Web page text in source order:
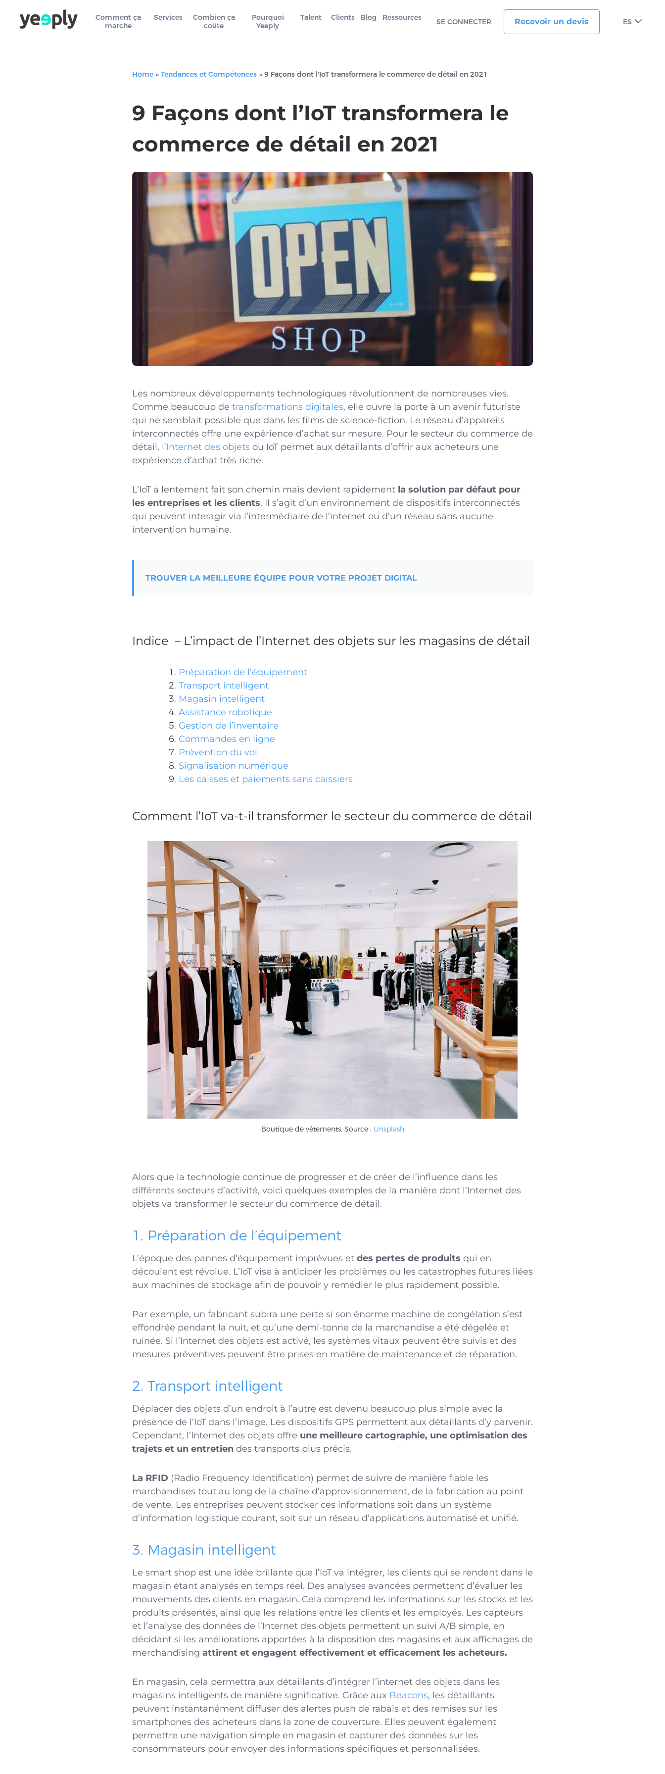
Comment ça
marche
Services
Combien ça
coûte
Pourquoi
Yeeply
Talent Clients Blog Ressources SE CONNECTER Recevoir un devis ES
Home » Tendances et Compétences » 9 Façons dont l'IoT transformera le commerce de détail en 2021
9 Façons dont l’IoT transformera le
commerce de détail en 2021
Les nombreux développements technologiques révolutionnent de nombreuses vies.
Comme beaucoup de transformations digitales, elle ouvre la porte à un avenir futuriste
qui ne semblait possible que dans les films de science-fiction. Le réseau d’appareils
interconnectés offre une expérience d’achat sur mesure. Pour le secteur du commerce de
détail, l’Internet des objets ou IoT permet aux détaillants d’offrir aux acheteurs une
expérience d’achat très riche.
L’IoT a lentement fait son chemin mais devient rapidement la solution par défaut pour
les entreprises et les clients. Il s’agit d’un environnement de dispositifs interconnectés
qui peuvent interagir via l’intermédiaire de l’internet ou d’un réseau sans aucune
intervention humaine.
TROUVER LA MEILLEURE ÉQUIPE POUR VOTRE PROJET DIGITAL
Indice – L’impact de l’Internet des objets sur les magasins de détail
Préparation de l’équipement
Transport intelligent
Magasin intelligent
Assistance robotique
Gestion de l’inventaire
Commandes en ligne
Prévention du vol
Signalisation numérique
Les caisses et paiements sans caissiers
Comment l’IoT va-t-il transformer le secteur du commerce de détail
Boutique de vêtements. Source : Unsplash
Alors que la technologie continue de progresser et de créer de l’influence dans les
différents secteurs d’activité, voici quelques exemples de la manière dont l’Internet des
objets va transformer le secteur du commerce de détail.
1. Préparation de l’équipement
L’époque des pannes d’équipement imprévues et des pertes de produits qui en
découlent est révolue. L’IoT vise à anticiper les problèmes ou les catastrophes futures liées
aux machines de stockage afin de pouvoir y remédier le plus rapidement possible.
Par exemple, un fabricant subira une perte si son énorme machine de congélation s’est
effondrée pendant la nuit, et qu’une demi-tonne de la marchandise a été dégelée et
ruinée. Si l’Internet des objets est activé, les systèmes vitaux peuvent être suivis et des
mesures préventives peuvent être prises en matière de maintenance et de réparation.
2. Transport intelligent
Déplacer des objets d’un endroit à l’autre est devenu beaucoup plus simple avec la
présence de l’IoT dans l’image. Les dispositifs GPS permettent aux détaillants d’y parvenir.
Cependant, l’Internet des objets offre une meilleure cartographie, une optimisation des
trajets et un entretien des transports plus précis.
La RFID (Radio Frequency Identification) permet de suivre de manière fiable les
marchandises tout au long de la chaîne d’approvisionnement, de la fabrication au point
de vente. Les entreprises peuvent stocker ces informations soit dans un système
d’information logistique courant, soit sur un réseau d’applications automatisé et unifié.
3. Magasin intelligent
Le smart shop est une idée brillante que l’IoT va intégrer, les clients qui se rendent dans le
magasin étant analysés en temps réel. Des analyses avancées permettent d’évaluer les
mouvements des clients en magasin. Cela comprend les informations sur les stocks et les
produits présentés, ainsi que les relations entre les clients et les employés. Les capteurs
et l’analyse des données de l’Internet des objets permettent un suivi A/B simple, en
décidant si les améliorations apportées à la disposition des magasins et aux affichages de
merchandising attirent et engagent effectivement et efficacement les acheteurs.
En magasin, cela permettra aux détaillants d’intégrer l’internet des objets dans les
magasins intelligents de manière significative. Grâce aux Beacons, les détaillants
peuvent instantanément diffuser des alertes push de rabais et des remises sur les
smartphones des acheteurs dans la zone de couverture. Elles peuvent également
permettre une navigation simple en magasin et capturer des données sur les
consommateurs pour envoyer des informations spécifiques et personnalisées.